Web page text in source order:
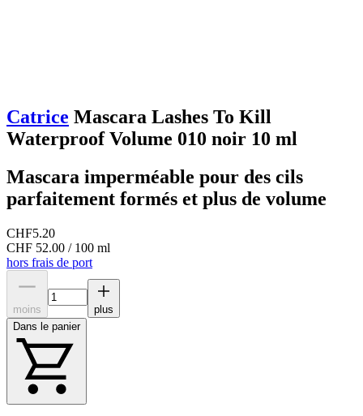
Catrice Mascara Lashes To Kill
Waterproof Volume 010 noir 10 ml
Mascara imperméable pour des cils
parfaitement formés et plus de volume
CHF5.20
CHF 52.00 / 100 ml
hors frais de port
moins
plus
Dans le panier